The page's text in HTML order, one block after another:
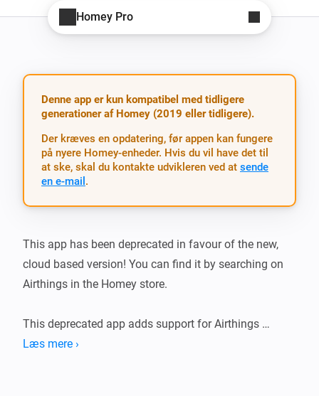
Homey Pro
Denne app er kun kompatibel med tidligere
generationer af Homey (2019 eller tidligere).
Der kræves en opdatering, før appen kan fungere
på nyere Homey-enheder. Hvis du vil have det til
at ske, skal du kontakte udvikleren ved at sende
en e-mail .
This app has been deprecated in favour of the new,
cloud based version! You can find it by searching on
Airthings in the Homey store.
This deprecated app adds support for Airthings
radon/voc sensors over Bluetooth Low Energy.
Læs mere ›